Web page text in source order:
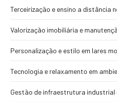
Terceirização e ensino a distância
Valorização imobiliária e
Personalização e estilo em lares
Tecnologia e relaxamento em
Gestão de infraestrutura industrial